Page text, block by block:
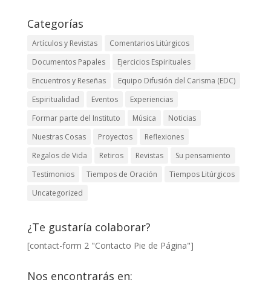
Categorías
Artículos y Revistas
Comentarios Litúrgicos
Documentos Papales
Ejercicios Espirituales
Encuentros y Reseñas
Equipo Difusión del Carisma (EDC)
Espiritualidad
Eventos
Experiencias
Formar parte del Instituto
Música
Noticias
Nuestras Cosas
Proyectos
Reflexiones
Regalos de Vida
Retiros Revistas
Su pensamiento
Testimonios
Tiempos de Oración
Tiempos Litúrgicos
Uncategorized
¿Te gustaría colaborar?
[contact-form 2 "Contacto Pie de Página"]
Nos encontrarás en: